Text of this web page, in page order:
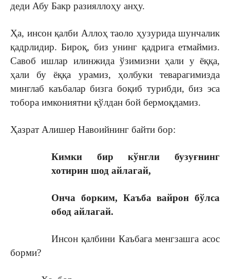
деди Абу Бакр разияллоҳу анҳу.
Ҳа, инсон қалби Аллоҳ таоло ҳузурида шунчалик
қадрлидир. Бироқ, биз унинг қадрига етмаймиз.
Савоб ишлар илинжида ўзимизни ҳали у ёққа,
ҳали бу ёққа урамиз, ҳолбуки теварагимизда
минглаб каъбалар бизга боқиб турибди, биз эса
тобора имкониятни қўлдан бой бермоқдамиз.
Ҳазрат Алишер Навоийнинг байти бор:
Кимки бир кўнгли бузуғнинг
хотирин шод айлагай,
Онча борким, Каъба вайрон бўлса
обод айлагай.
Инсон қалбини Каъбага менгзашга асос
борми?